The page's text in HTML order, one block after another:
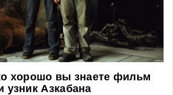
хорошо вы знаете фильм
узник Азкабана